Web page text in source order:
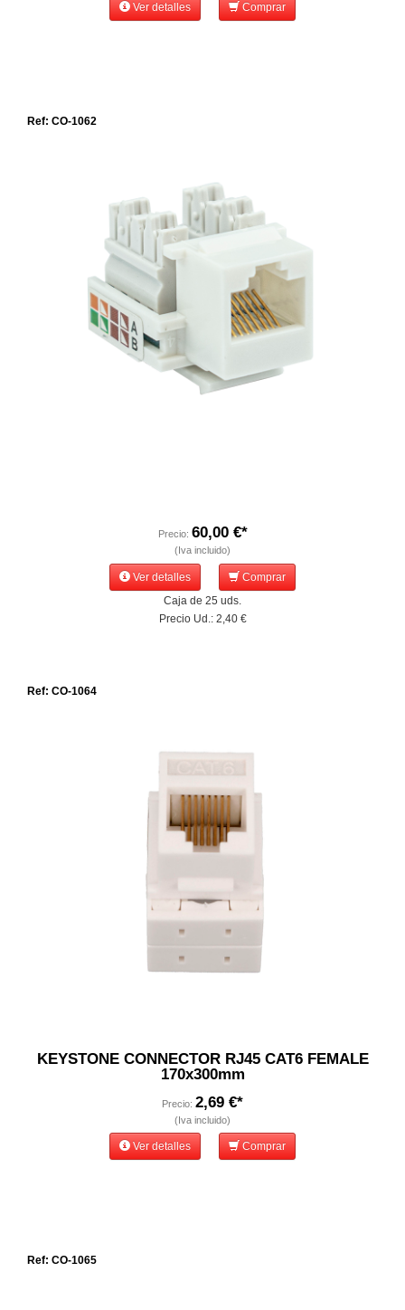
Ver detalles Comprar
Ref: CO-1062
Precio: 60,00 €*
(Iva incluido)
Ver detalles
Comprar
Caja de 25 uds.
Precio Ud.: 2,40 €
Ref: CO-1064
KEYSTONE CONNECTOR RJ45 CAT6 FEMALE
170x300mm
Precio: 2,69 €*
(Iva incluido)
Ver detalles Comprar
Ref: CO-1065